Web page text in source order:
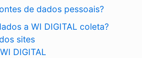
de dados pessoais?
a WI DIGITAL coleta?
sites
DIGITAL